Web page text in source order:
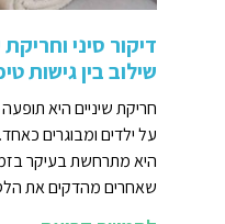
דיקור סיני
שילוב בין גישות
חריקת שיניים היא
על ילדים ומבוגרים
היא מתרחשת בעיקר
שאחרים מהדקים את